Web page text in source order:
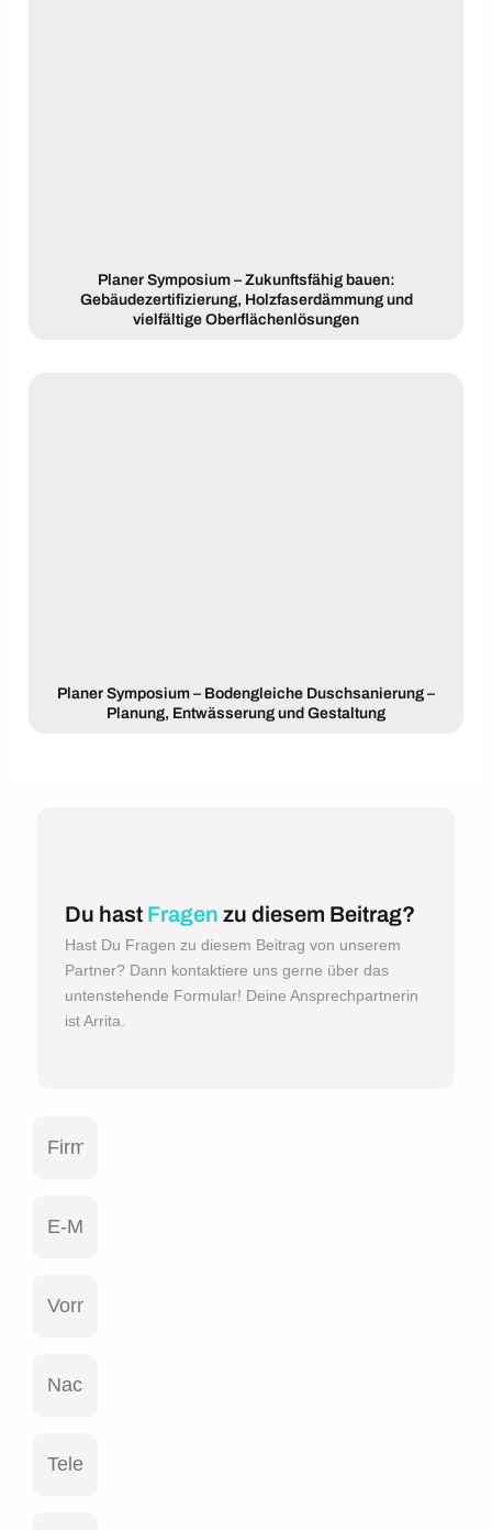
Planer Symposium – Zukunftsfähig bauen:
Gebäudezertifizierung, Holzfaserdämmung und
vielfältige Oberflächenlösungen
Planer Symposium – Bodengleiche Duschsanierung –
Planung, Entwässerung und Gestaltung
Du hast Fragen zu diesem Beitrag?
Hast Du Fragen zu diesem Beitrag von unserem
Partner? Dann kontaktiere uns gerne über das
untenstehende Formular! Deine Ansprechpartnerin
ist Arrita.